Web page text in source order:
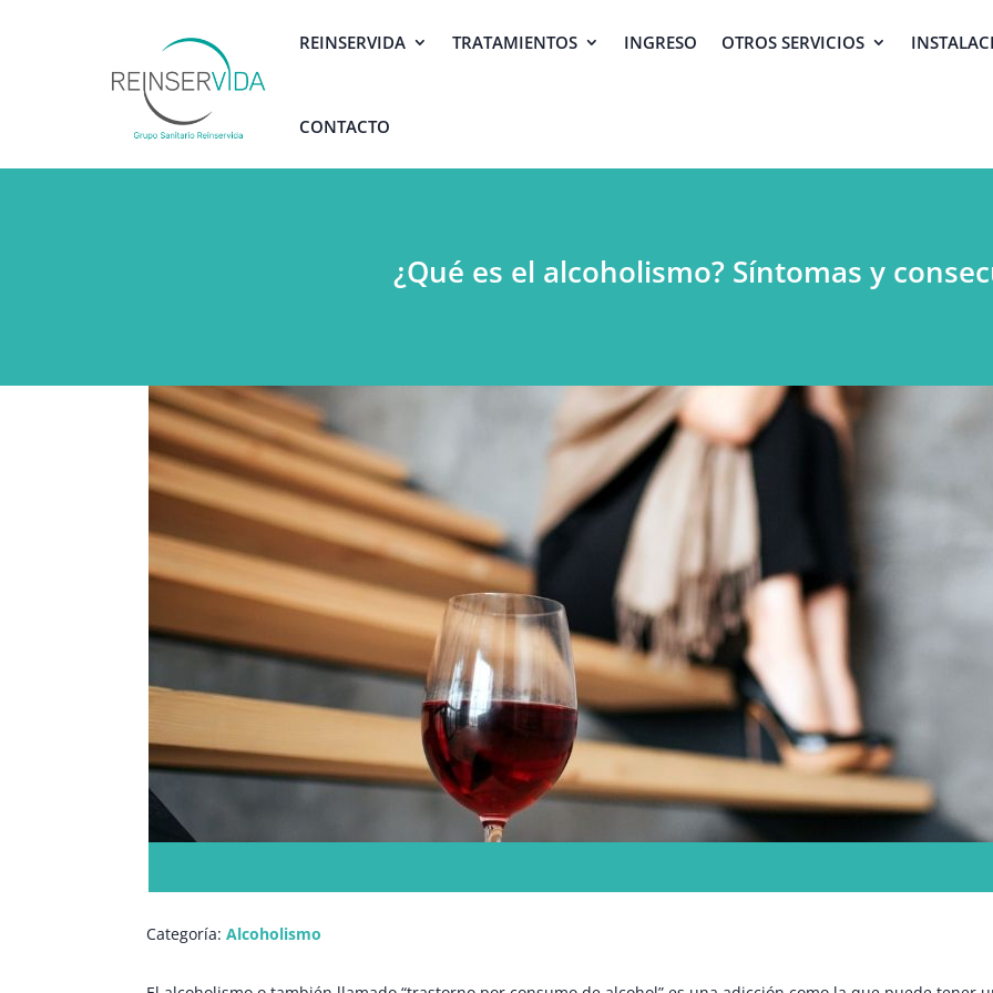
REINSERVIDA TRATAMIENTOS INGRESO OTROS SERVICIOS
CONTACTO
¿Qué es el alcoholismo? Síntomas y
Categoría: Alcoholismo